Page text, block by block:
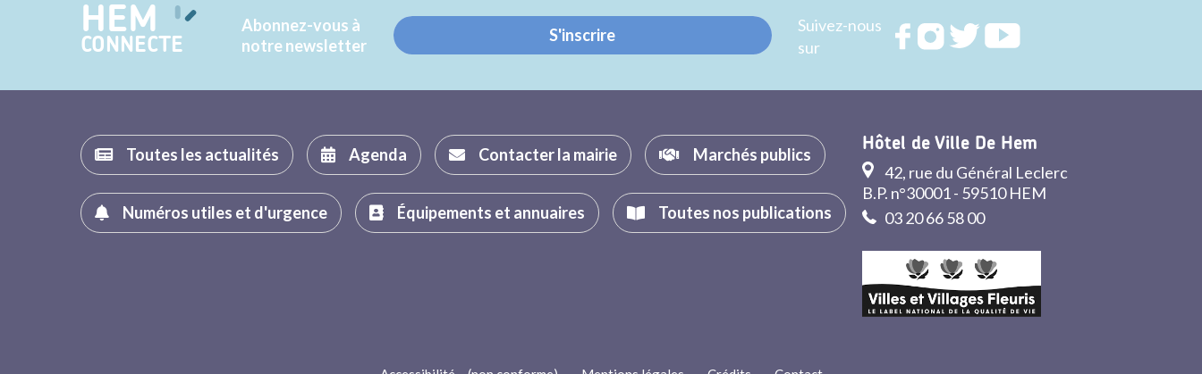
HEM
CONNECTE
Abonnez-vous à
notre newsletter
S'inscrire
Suivez-nous
sur
RejoignezRejoignezRejoignez
Toutes les actualités Agenda Contacter la mairie Marchés publics
Numéros utiles et d'urgence Équipements et annuaires Toutes nos publications
Hôtel de Ville De Hem
42, rue du Général Leclerc
B.P. n°30001 - 59510 HEM
03 20 66 58 00